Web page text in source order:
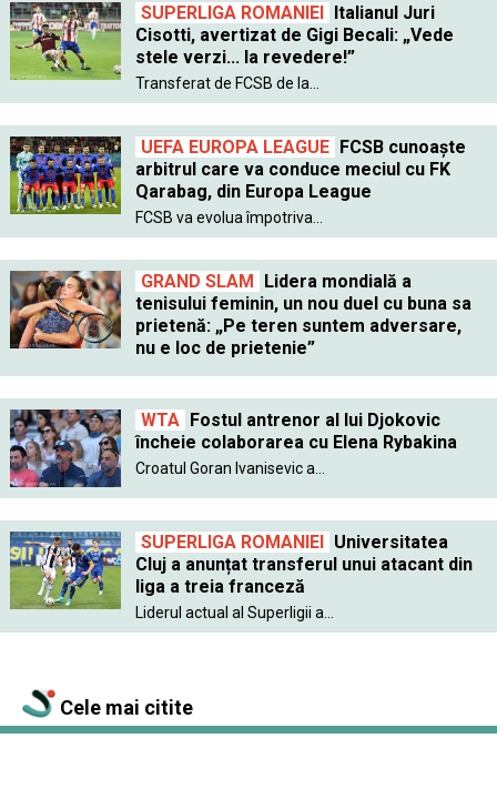
SUPERLIGA ROMANIEI Italianul Juri
Cisotti, avertizat de Gigi Becali: „Vede
stele verzi... la revedere!”
Transferat de FCSB de la...
UEFA EUROPA LEAGUE FCSB cunoaște
arbitrul care va conduce meciul cu FK
Qarabag, din Europa League
FCSB va evolua împotriva...
GRAND SLAM Lidera mondială a
tenisului feminin, un nou duel cu buna sa
prietenă: „Pe teren suntem adversare,
nu e loc de prietenie”
WTA Fostul antrenor al lui Djokovic
încheie colaborarea cu Elena Rybakina
Croatul Goran Ivanisevic a...
SUPERLIGA ROMANIEI Universitatea
Cluj a anunțat transferul unui atacant din
liga a treia franceză
Liderul actual al Superligii a...
Cele mai citite